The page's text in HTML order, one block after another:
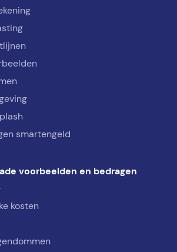
smartengeld
voorbeelden en bedragen
kosten